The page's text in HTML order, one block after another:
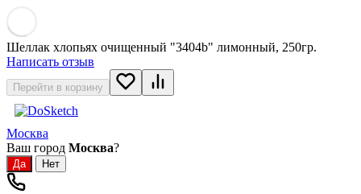
Шеллак хлопьях очищенный "3404b" лимонный, 250гр.
Написать отзыв
Перейти в корзину
Москва
Ваш город Москва?